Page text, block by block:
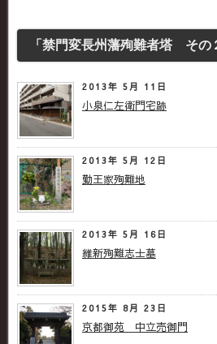
「禁門変長州藩殉難者塔 その
2013年 5月 11日
小泉仁左衛門宅跡
2013年 5月 12日
勤王家殉難地
2013年 5月 16日
維新殉難志士墓
2015年 8月 23日
京都御苑 中立売御門